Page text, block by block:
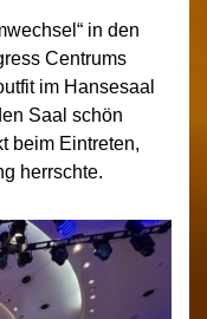
in den
Centrums
im Hansesaal
Saal schön
beim Eintreten,
herrschte.